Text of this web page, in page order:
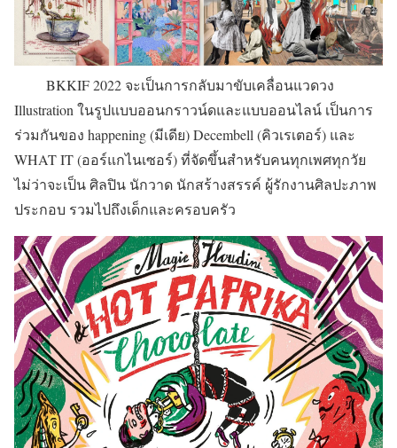
BKKIF 2022 จะเป็นการกลับมาขับเคลื่อนแวดวง
Illustration ในรูปแบบออนกราวน์ดและแบบออนไลน์ เป็นการ
ร่วมกันของ happening (มีเดีย) Decembell (คิวเรเตอร์) และ
WHAT IT (ออร์แกไนเซอร์) ที่จัดขึ้นสำหรับคนทุกเพศทุกวัย
ไม่ว่าจะเป็น ศิลปิน นักวาด นักสร้างสรรค์ ผู้รักงานศิลปะภาพ
ประกอบ รวมไปถึงเด็กและครอบครัว